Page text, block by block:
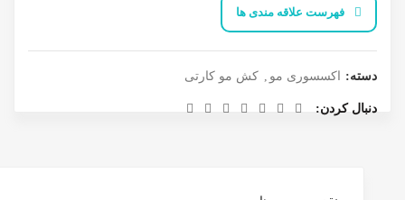
فهرست علاقه مندی ها
دسته: اکسسوری مو کش مو کارتی
دنبال کردن